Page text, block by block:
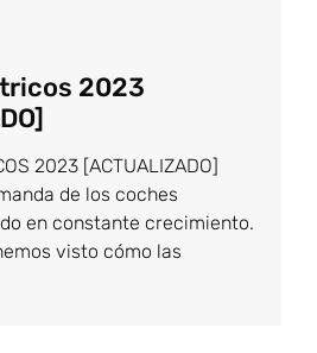
2023
2023 [ACTUALIZADO]
de los coches
en constante crecimiento.
visto cómo las